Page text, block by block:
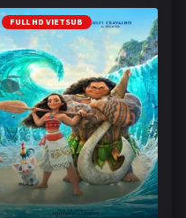
FULL HD VIETSUB